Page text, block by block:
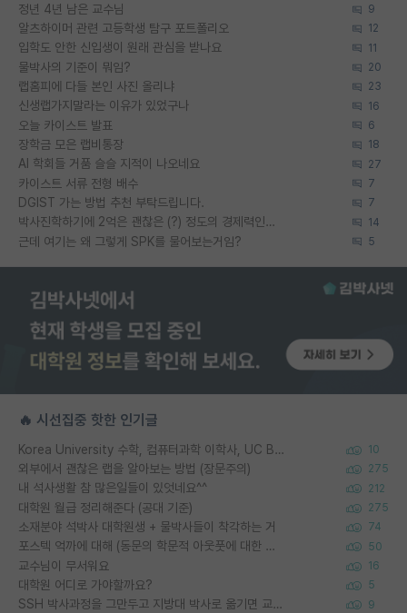
정년 4년 남은 교수님 9
알츠하이머 관련 고등학생 탐구 포트폴리오 12
입학도 안한 신입생이 원래 관심을 받나요 11
물박사의 기준이 뭐임? 20
랩홈피에 다들 본인 사진 올리냐 23
신생랩가지말라는 이유가 있었구나 16
오늘 카이스트 발표 6
장학금 모은 랩비통장 18
AI 학회들 거품 슬슬 지적이 나오네요 27
카이스트 서류 전형 배수 7
DGIST 가는 방법 추천 부탁드립니다. 7
박사진학하기에 2억은 괜찮은 (?) 정도의 경제력인가요 14
근데 여기는 왜 그렇게 SPK를 물어보는거임? 5
🔥 시선집중 핫한 인기글
Korea University 수학, 컴퓨터과학 이학사, UC Berkeley 산업공학 대학원 공학박사가 되는 것은 쉽지 않겠죠? 10
외부에서 괜찮은 랩을 알아보는 방법 (장문주의) 275
내 석사생활 참 많은일들이 있엇네요^^ 212
대학원 월급 정리해준다 (공대 기준) 275
소재분야 석박사 대학원생 + 물박사들이 착각하는 거 74
포스텍 억까에 대해 (동문의 학문적 아웃풋에 대한 반박) 50
교수님이 무서워요 16
대학원 어디로 가야할까요? 5
SSH 박사과정을 그만두고 지방대 박사로 옮기면 교수의 꿈은 끝일까요? 9